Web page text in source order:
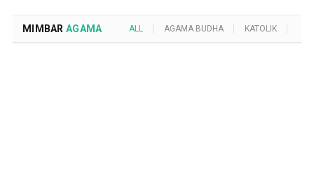
MIMBAR AGAMA ALL AGAMA BUDHA KATOLIK